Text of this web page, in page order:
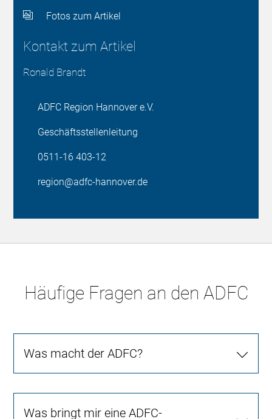
Fotos zum Artikel
Kontakt zum Artikel
Ronald Brandt
ADFC Region Hannover e.V.
Geschäftsstellenleitung
0511-16 403-12
region@adfc-hannover.de
Häufige Fragen an den ADFC
Was macht der ADFC?
Was bringt mir eine ADFC-